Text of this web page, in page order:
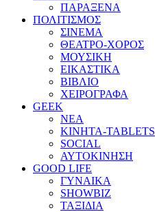
ΠΑΡΑΞΕΝΑ
ΠΟΛΙΤΙΣΜΟΣ
ΣΙΝΕΜΑ
ΘΕΑΤΡΟ-ΧΟΡΟΣ
ΜΟΥΣΙΚΗ
ΕΙΚΑΣΤΙΚΑ
ΒΙΒΛΙΟ
ΧΕΙΡΟΓΡΑΦΑ
GEEK
ΝΕΑ
ΚΙΝΗΤΑ-TABLETS
SOCIAL
ΑΥΤΟΚΙΝΗΣΗ
GOOD LIFE
ΓΥΝΑΙΚΑ
SHOWBIZ
ΤΑΞΙΔΙΑ